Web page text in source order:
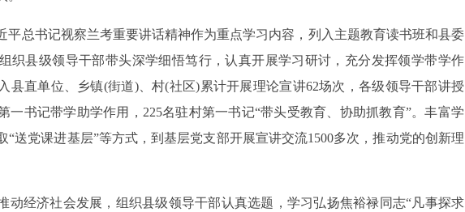
平总书记视察兰考重要讲话精神作为重点学习内容，列入主题教育读书班和县委
织县级领导干部带头深学细悟笃行，认真开展学习研讨，充分发挥领学带学作
县直单位、乡镇(街道)、村(社区)累计开展理论宣讲62场次，各级领导干部讲授
一书记带学助学作用，225名驻村第一书记“带头受教育、协助抓教育”。丰富学
“送党课进基层”等方式，到基层党支部开展宣讲交流1500多次，推动党的创新理
动经济社会发展，组织县级领导干部认真选题，学习弘扬焦裕禄同志“凡事探求